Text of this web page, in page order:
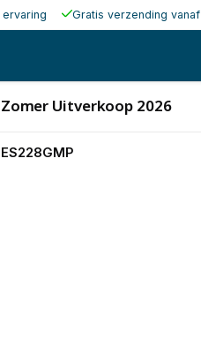
Gratis verzending vanaf
Zomer Uitverkoop 2026